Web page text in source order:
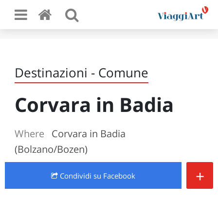
Destinazioni - Comune
Corvara in Badia
Where
Corvara in Badia
(Bolzano/Bozen)
Condividi su Facebook +